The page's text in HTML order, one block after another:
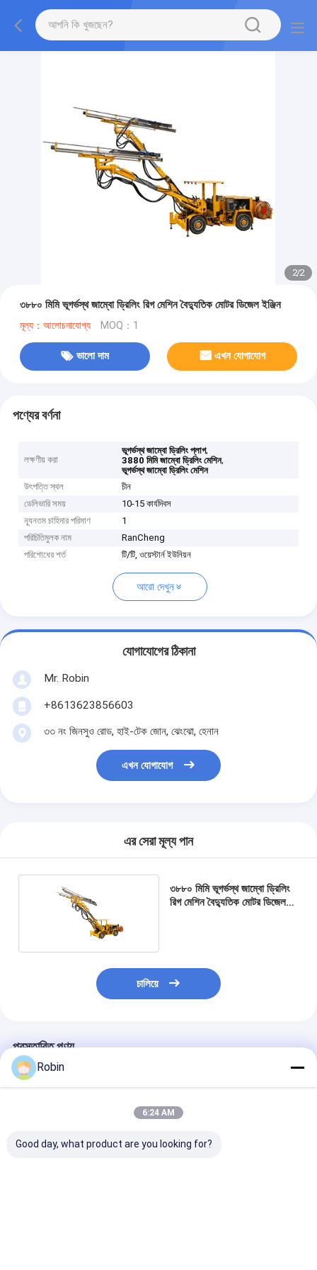
2/2
৩৮৮০ মিমি ভূগর্ভস্থ জাম্বো ড্রিলিং রিগ মেশিন বৈদ্যুতিক মোটর ডিজেল ইঞ্জিন
মূল্য：আলোচনাযোগ্য MOQ：1
ভালো দাম এখন যোগাযোগ
পণ্যের বর্ণনা
লক্ষণীয় করা
ভূগর্ভস্থ জাম্বো ড্রিলিং প্লাগ,
3880 মিমি জাম্বো ড্রিলিং মেশিন,
ভূগর্ভস্থ জাম্বো ড্রিলিং মেশিন
উৎপত্তি স্থল
চীন
ডেলিভারি সময়
10-15 কার্যদিবস
ন্যূনতম চাহিদার পরিমাণ
1
পরিচিতিমুলক নাম
RanCheng
পরিশোধের শর্ত
টি/টি, ওয়েস্টার্ন ইউনিয়ন
আরো দেখুন
যোগাযোগের ঠিকানা
Mr. Robin
+8613623856603
৩৩ নং জিনসুও রোড, হাই-টেক জোন, ঝেংঝো, হেনান
এখন যোগাযোগ
এর সেরা মূল্য পান
৩৮৮০ মিমি ভূগর্ভস্থ জাম্বো ড্রিলিং
রিগ মেশিন বৈদ্যুতিক মোটর ডিজেল
চালিয়ে
প্রস্তাবিত পণ্য
Robin
6:24 AM
Good day, what product are you looking for?